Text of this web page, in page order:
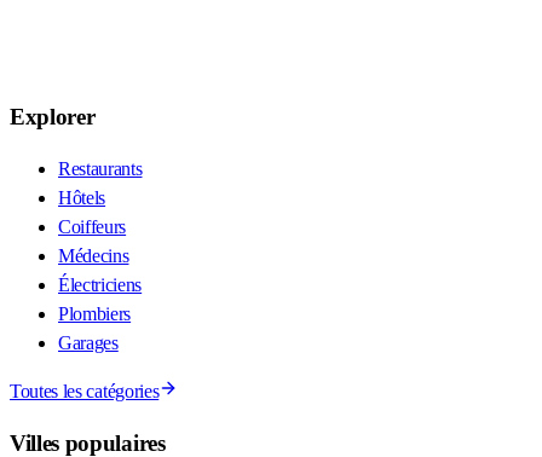
Explorer
Restaurants
Hôtels
Coiffeurs
Médecins
Électriciens
Plombiers
Garages
Toutes les catégories
Villes populaires